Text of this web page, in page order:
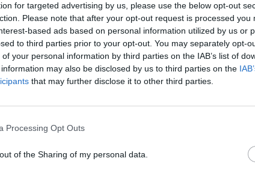
for targeted advertising by us, please use the below opt-out
Please note that after your opt-out request is processed you
based ads based on personal information utilized by us or
to third parties prior to your opt-out. You may separately opt-
your personal information by third parties on the IAB’s list of
may also be disclosed by us to third parties on the
that may further disclose it to other third parties.
Processing Opt Outs
of the Sharing of my personal data.
il bar, per poi desistere a seguito
si sono accorti di quello che stava accadendo.
hanno avviato le indagini a carico di ignoti in